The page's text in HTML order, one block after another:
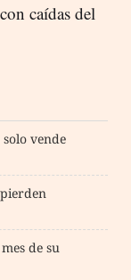
caídas del
vende
de su